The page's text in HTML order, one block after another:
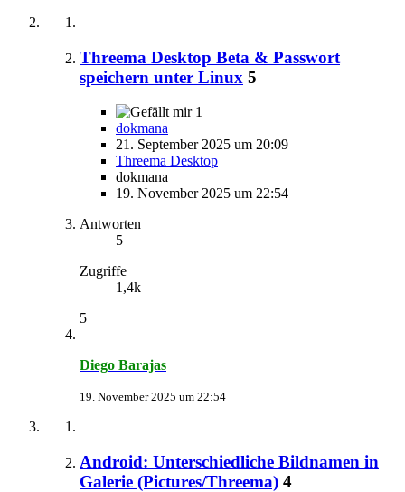
Threema Desktop Beta & Passwort
speichern unter Linux 5
1
dokmana
21. September 2025 um 20:09
Threema Desktop
dokmana
19. November 2025 um 22:54
Antworten
5
Zugriffe
1,4k
5
Diego Barajas
19. November 2025 um 22:54
Android: Unterschiedliche Bildnamen in
Galerie (Pictures/Threema) 4